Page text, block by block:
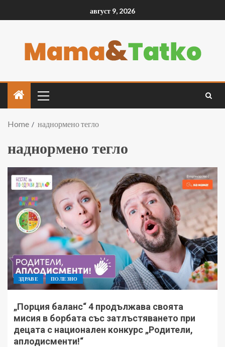
август 9, 2026
Home наднормено тегло
наднормено тегло
ЗДРАВЕ ПОЛЕЗНО
„Порция баланс“ 4 продължава своята
мисия в борбата със затлъстяването при
децата с национален конкурс „Родители,
аплодисменти!“